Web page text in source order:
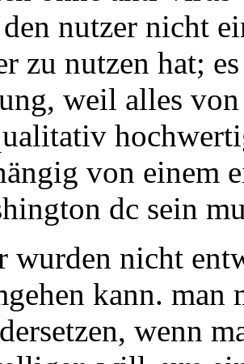
nutzer nicht
zu nutzen hat;
weil alles
von einem
dc sein
wurden nicht
kann. man
wenn